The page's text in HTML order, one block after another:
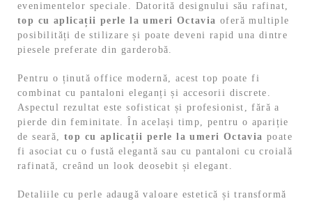
evenimentelor speciale. Datorită designului său rafinat,
top cu aplicații perle la umeri Octavia oferă multiple
posibilități de stilizare și poate deveni rapid una dintre
piesele preferate din garderobă.
Pentru o ținută office modernă, acest top poate fi
combinat cu pantaloni eleganți și accesorii discrete.
Aspectul rezultat este sofisticat și profesionist, fără a
pierde din feminitate. În același timp, pentru o apariție
de seară,top cu aplicații perle la umeri Octavia poate
fi asociat cu o fustă elegantă sau cu pantaloni cu croială
rafinată, creând un look deosebit și elegant.
Detaliile cu perle adaugă valoare estetică și transformă